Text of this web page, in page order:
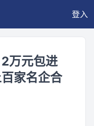
登入
万元包进
家名企合